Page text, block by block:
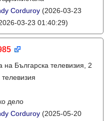
Corduroy (2026-03-23
03-23 01:40:29)
на Българска телевизия, 2
дело
Corduroy (2025-05-20